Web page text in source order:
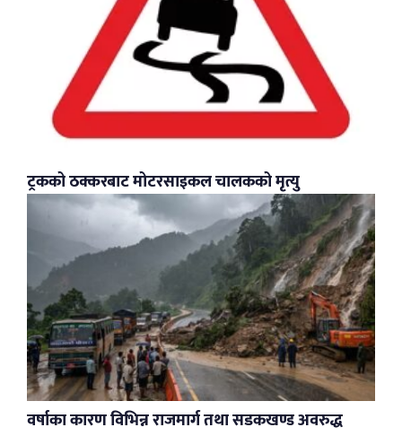
ट्रकको ठक्करबाट मोटरसाइकल चालकको मृत्यु
वर्षाका कारण विभिन्न राजमार्ग तथा सडकखण्ड अवरुद्ध